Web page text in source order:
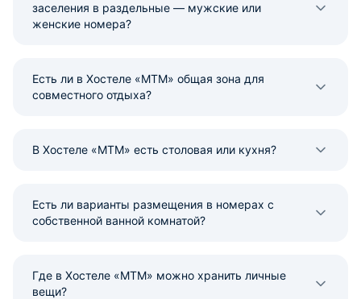
заселения в раздельные — мужские или
женские номера?
Есть ли в Хостеле «MTM» общая зона для
совместного отдыха?
В Хостеле «MTM» есть столовая или кухня?
Есть ли варианты размещения в номерах с
собственной ванной комнатой?
Где в Хостеле «MTM» можно хранить личные
вещи?